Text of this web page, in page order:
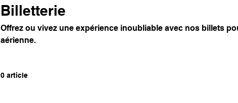
Billetterie
Offrez ou vivez une expérience inoubliable avec nos billets
aérienne.
0 article